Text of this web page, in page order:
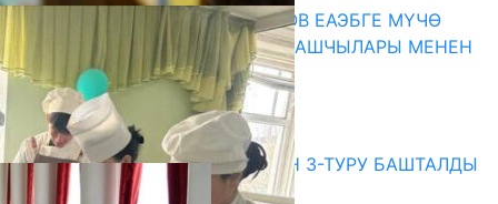
ПРЕЗИДЕНТ САДЫР ЖАПАРОВ ЕАЭБГЕ МҮЧӨ
МАМЛЕКЕТТЕРДИН ӨКМӨТ БАШЧЫЛАРЫ МЕНЕН
ЖОЛУГУШТУ
07.08.2026
Абитуриент
ЖОЖДОРГО КАБЫЛ АЛУУНУН 3-ТУРУ БАШТАЛДЫ
27.07.2026